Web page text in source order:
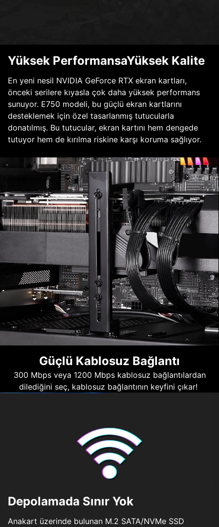
Yüksek PerformansaYüksek Kalite
En yeni nesil NVIDIA GeForce RTX ekran kartları,
önceki serilere kıyasla çok daha yüksek performans
sunuyor. E750 modeli, bu güçlü ekran kartlarını
desteklemek için özel tasarlanmış tutucularla
donatılmış. Bu tutucular, ekran kartını hem dengede
tutuyor hem de kırılma riskine karşı koruma sağlıyor.
Güçlü Kablosuz Bağlantı
300 Mbps veya 1200 Mbps kablosuz bağlantılardan
dilediğini seç, kablosuz bağlantının keyfini çıkar!
Depolamada Sınır Yok
Anakart üzerinde bulunan M.2 SATA/NVMe SSD